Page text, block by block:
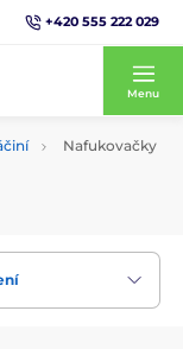
+420 555 222 029
Menu
Nafukovačky